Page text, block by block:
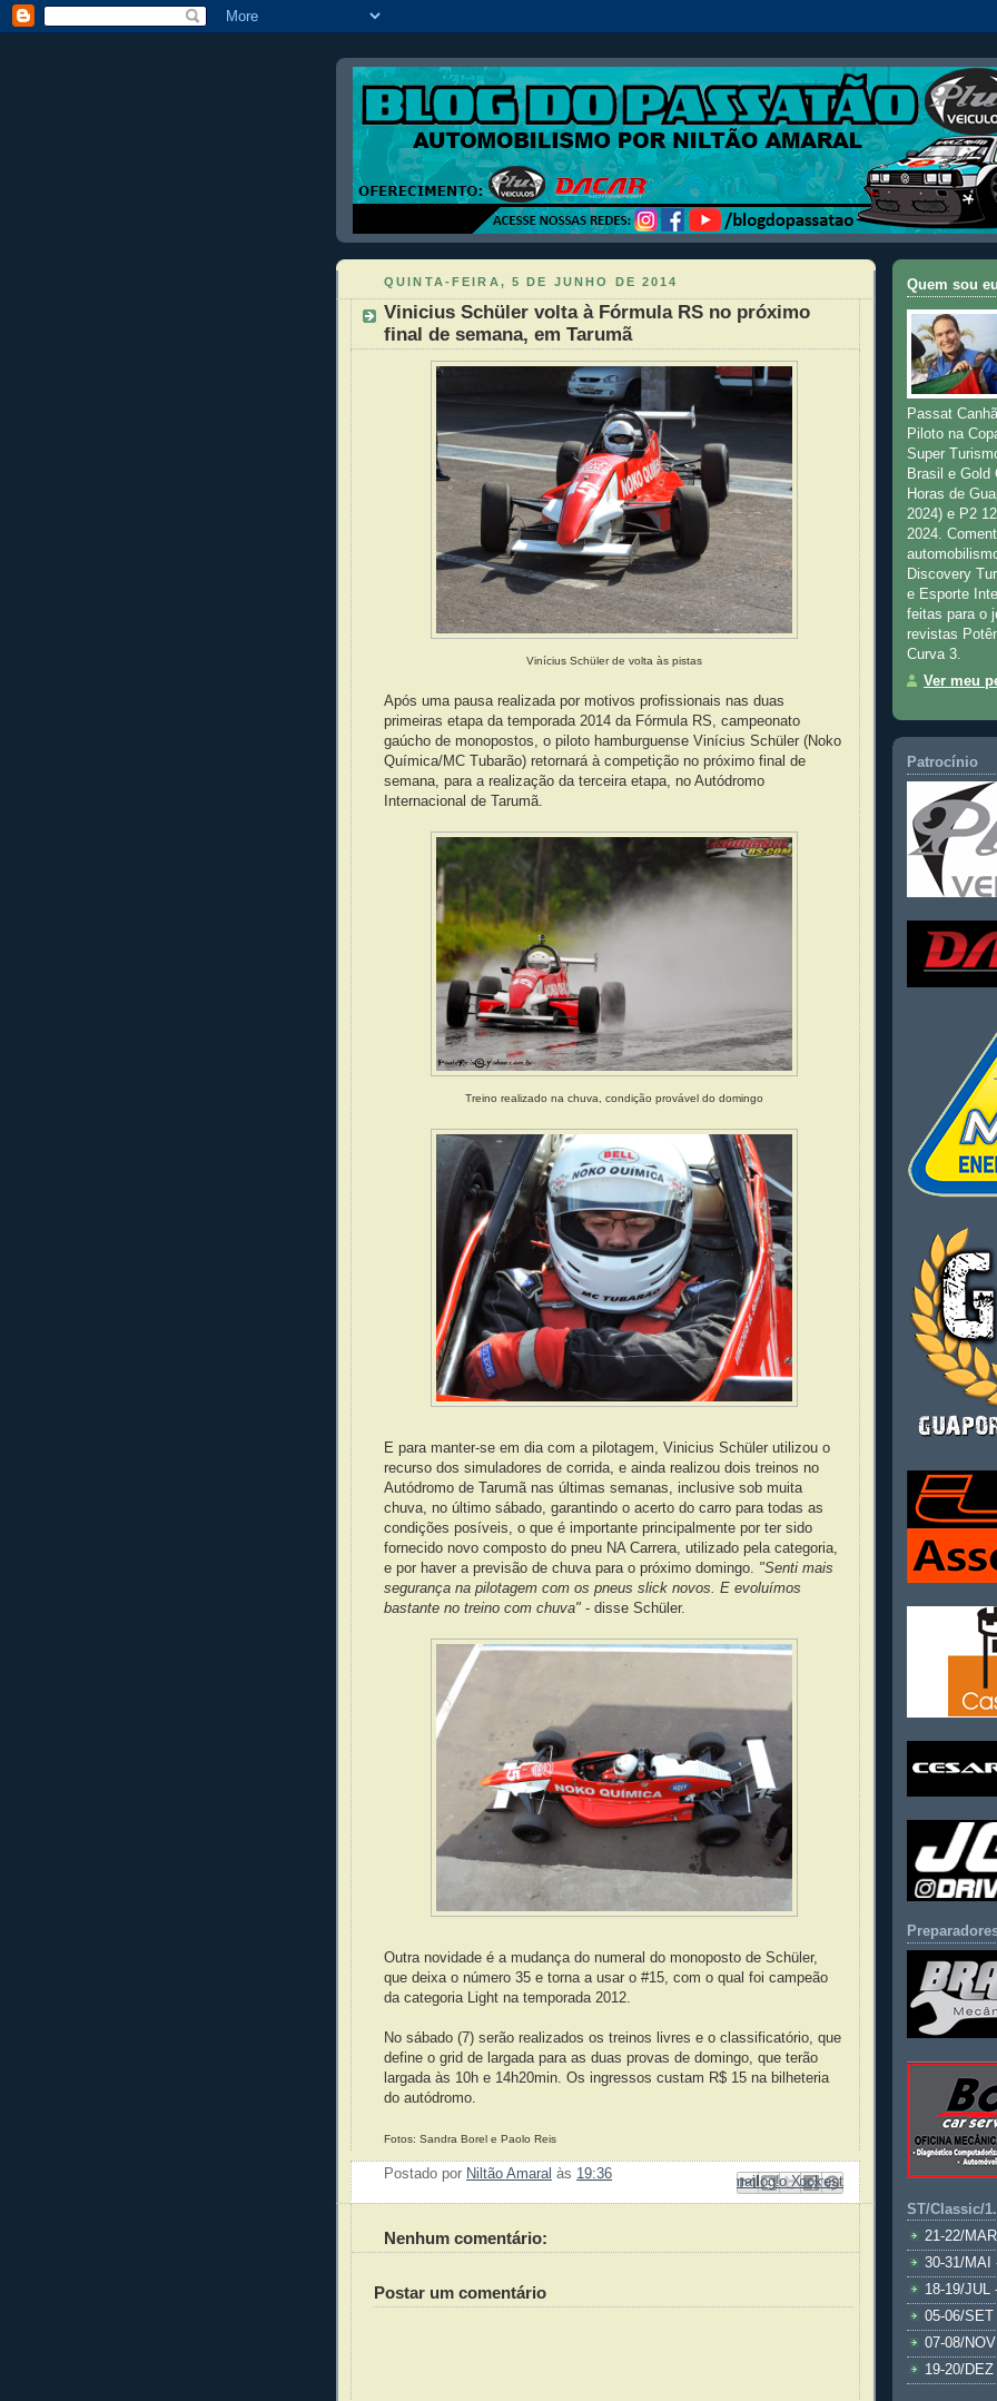
QUINTA-FEIRA, 5 DE JUNHO DE 2014
Vinicius Schüler volta à Fórmula RS no próximo
final de semana, em Tarumã
Vinícius Schüler de volta às pistas
Após uma pausa realizada por motivos profissionais nas duas
primeiras etapa da temporada 2014 da Fórmula RS, campeonato
gaúcho de monopostos, o piloto hamburguense Vinícius Schüler (Noko
Química/MC Tubarão) retornará à competição no próximo final de
semana, para a realização da terceira etapa, no Autódromo
Internacional de Tarumã.
Treino realizado na chuva, condição provável do domingo
E para manter-se em dia com a pilotagem, Vinicius Schüler utilizou o
recurso dos simuladores de corrida, e ainda realizou dois treinos no
Autódromo de Tarumã nas últimas semanas, inclusive sob muita
chuva, no último sábado, garantindo o acerto do carro para todas as
condições posíveis, o que é importante principalmente por ter sido
fornecido novo composto do pneu NA Carrera, utilizado pela categoria,
e por haver a previsão de chuva para o próximo domingo. "Senti mais
segurança na pilotagem com os pneus slick novos. E evoluímos
bastante no treino com chuva" - disse Schüler.
Outra novidade é a mudança do numeral do monoposto de Schüler,
que deixa o número 35 e torna a usar o #15, com o qual foi campeão
da categoria Light na temporada 2012.
No sábado (7) serão realizados os treinos livres e o classificatório, que
define o grid de largada para as duas provas de domingo, que terão
largada às 10h e 14h20min. Os ingressos custam R$ 15 na bilheteria
do autódromo.
Fotos: Sandra Borel e Paolo Reis
Postado por Niltão Amaral às 19:36 Enviar por e-mail
Postar no blog!
Compartilhar no X
Compartilhar no Facebook
Compartilhar com o Pinterest
Nenhum comentário:
Postar um comentário
Quem sou
Passat
Piloto na
Super
Brasil e
Horas de
2024) e P2
2024.
Discovery
e Esporte
feitas para o
revistas
Curva 3.
Ver meu
Patrocínio
ST/Classic/
21-22/
30-31/MAI
18-19/JUL
05-06/
07-08/
19-20/